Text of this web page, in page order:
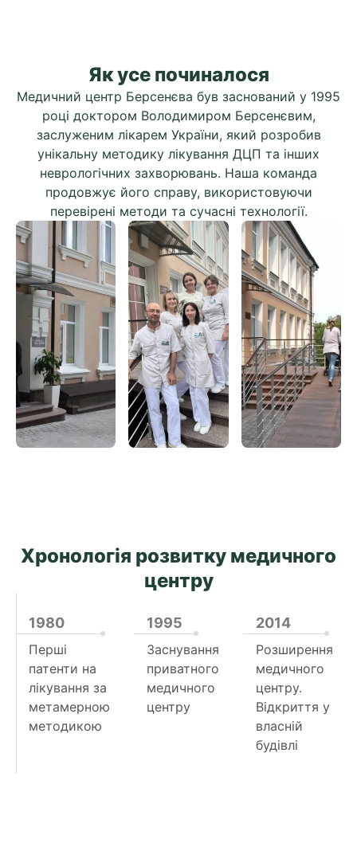
Як усе починалося
Медичний центр Берсенєва був заснований у 1995
році доктором Володимиром Берсенєвим,
заслуженим лікарем України, який розробив
унікальну методику лікування ДЦП та інших
неврологічних захворювань. Наша команда
продовжує його справу, використовуючи
перевірені методи та сучасні технології.
Хронологія розвитку медичного
центру
1980
Перші
патенти на
лікування за
метамерною
методикою
1995
Заснування
приватного
медичного
центру
2014
Розширення
медичного
центру.
Відкриття у
власній
будівлі